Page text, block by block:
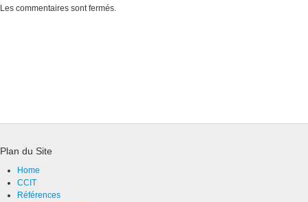
Les commentaires sont fermés.
Plan du Site
Home
CCIT
Références